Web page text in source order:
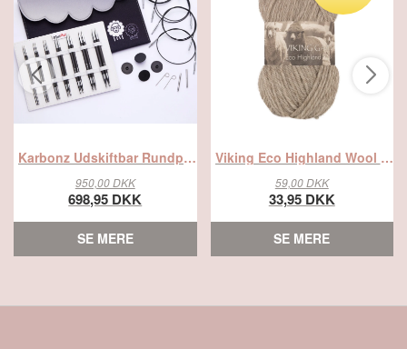
Karbonz Udskiftbar Rundpindesæt Deluxe 3.00-6.00mm Normal, fra Knitpro
950,00 DKK
698,95 DKK
SE MERE
Viking Eco Highland Wool 207 Beige, Uldgarn, fra Viking
59,00 DKK
33,95 DKK
SE MERE